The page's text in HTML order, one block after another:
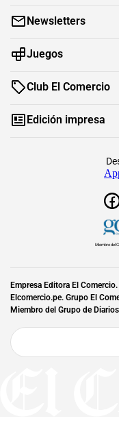
Newsletters
Juegos
Club El Comercio
Edición impresa
Miembro del
Empresa Editora El
Elcomercio.pe. Grupo El
Miembro del Grupo de